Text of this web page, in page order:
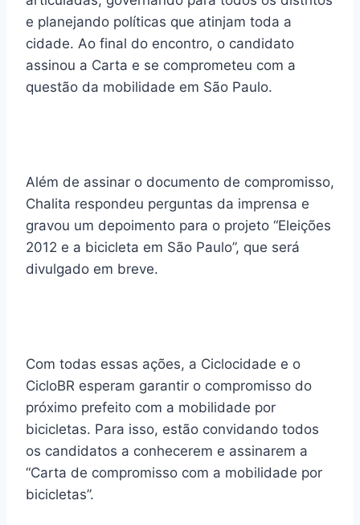
e planejando políticas que atinjam toda a
cidade. Ao final do encontro, o candidato
assinou a Carta e se comprometeu com a
questão da mobilidade em São Paulo.
Além de assinar o documento de compromisso,
Chalita respondeu perguntas da imprensa e
gravou um depoimento para o projeto “Eleições
2012 e a bicicleta em São Paulo”, que será
divulgado em breve.
Com todas essas ações, a Ciclocidade e o
CicloBR esperam garantir o compromisso do
próximo prefeito com a mobilidade por
bicicletas. Para isso, estão convidando todos
os candidatos a conhecerem e assinarem a
“Carta de compromisso com a mobilidade por
bicicletas”.